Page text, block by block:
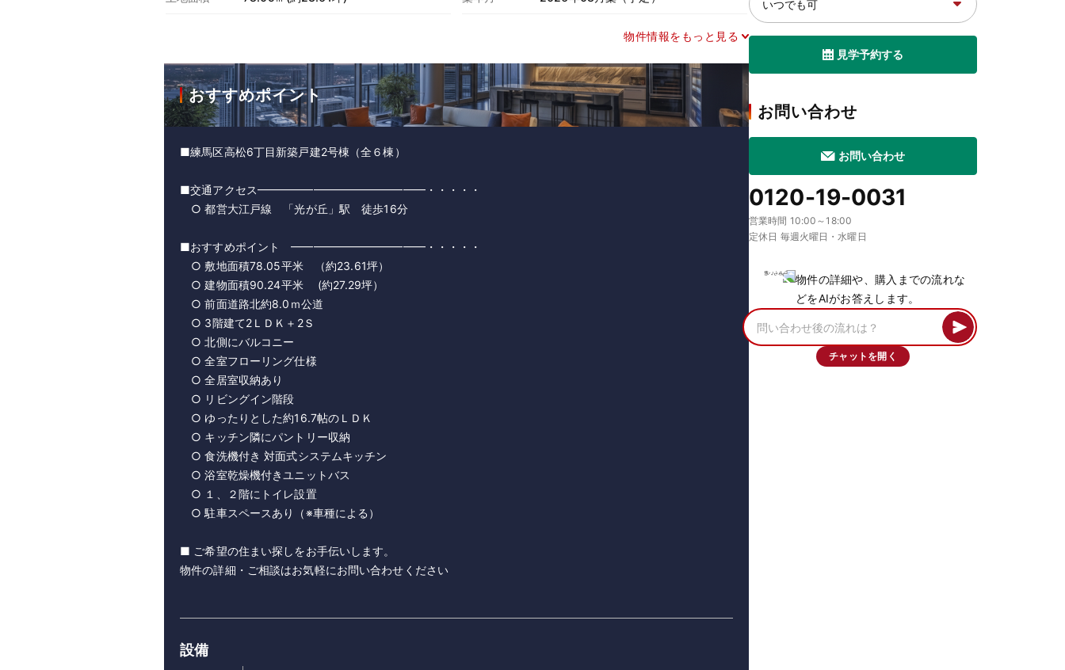
物件情報をもっと見る
おすすめポイント
■練馬区高松6丁目新築戸建2号棟（全６棟）
■交通アクセス━━━━━━━━━━━━━━━・・・・・
○ 都営大江戸線 「光が丘」駅 徒歩16分
■おすすめポイント ━━━━━━━━━━━━・・・・・
○ 敷地面積78.05平米 （約23.61坪）
○ 建物面積90.24平米 (約27.29坪）
○ 前面道路北約8.0ｍ公道
○ 3階建て2ＬＤＫ＋2Ｓ
○ 北側にバルコニー
○ 全室フローリング仕様
○ 全居室収納あり
○ リビングイン階段
○ ゆったりとした約16.7帖のＬＤＫ
○ キッチン隣にパントリー収納
○ 食洗機付き 対面式システムキッチン
○ 浴室乾燥機付きユニットバス
○ １、２階にトイレ設置
○ 駐車スペースあり（※車種による）
■ ご希望の住まい探しをお手伝いします。
物件の詳細・ご相談はお気軽にお問い合わせください
設備
見学予約する
お問い合わせ
お問い合わせ
0120-19-0031
営業時間 10:00～18:00
定休日 毎週火曜日・水曜日
物件の詳細や、購入までの流れな
どをAIがお答えします。
チャットを開く